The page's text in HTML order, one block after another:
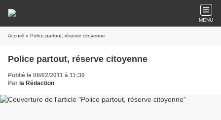
MENU
Accueil » Police partout, réserve citoyenne
Police partout, réserve citoyenne
Publié le 08/02/2011 à 11:30
Par la Rédaction